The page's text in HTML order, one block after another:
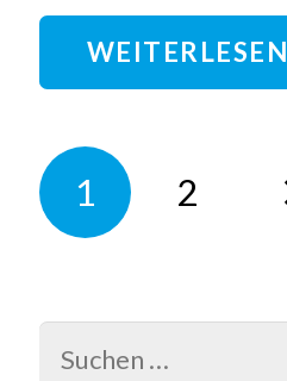
WEITERLESEN
1 2
Suchen
nach: